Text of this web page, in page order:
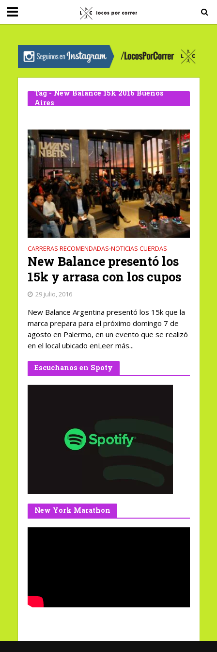
G-0X2PD3RFLV
Tag - New Balance 15k 2016 Buenos
Aires
CARRERAS RECOMENDADAS•NOTICIAS CUERDAS
New Balance presentó los
15k y arrasa con los cupos
29 julio, 2016
New Balance Argentina presentó los 15k que la
marca prepara para el próximo domingo 7 de
agosto en Palermo, en un evento que se realizó
en el local ubicado enLeer más...
Escuchanos en Spoty
New York Marathon